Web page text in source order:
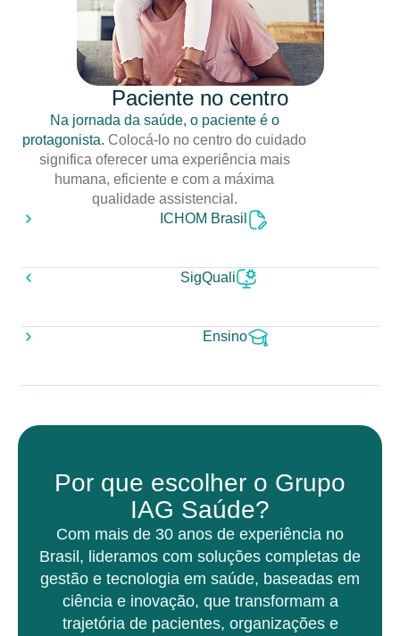
Paciente no centro
Na jornada da saúde, o paciente é o
protagonista. Colocá-lo no centro do cuidado
significa oferecer uma experiência mais
humana, eficiente e com a máxima
qualidade assistencial.
ICHOM Brasil
SigQuali
Ensino
Por que escolher o Grupo
IAG Saúde?
Com mais de 30 anos de experiência no
Brasil, lideramos com soluções completas de
gestão e tecnologia em saúde, baseadas em
ciência e inovação, que transformam a
trajetória de pacientes, organizações e